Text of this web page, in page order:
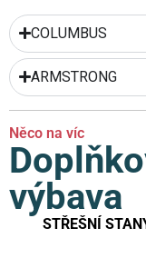
COLUMBUS
ARMSTRONG
Něco na víc
výbava
STŘEŠNÍ